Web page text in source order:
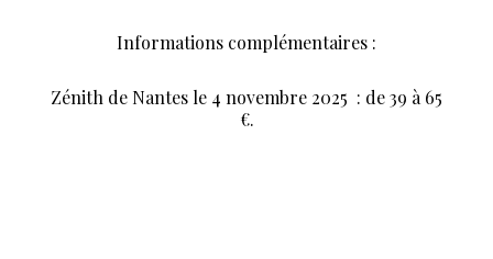
Informations complémentaires :
Zénith de Nantes le 4 novembre 2025 : de 39 à 65
€.